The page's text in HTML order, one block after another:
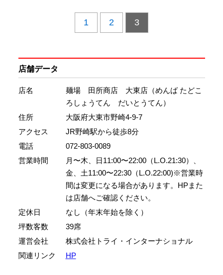
1 2 3
店舗データ
店名
麺場 田所商店 大東店（めんば たどこ
ろしょうてん だいとうてん）
住所
大阪府大東市野崎4-9-7
アクセス
JR野崎駅から徒歩8分
電話
072-803-0089
営業時間
月〜木、日11:00〜22:00（L.O.21:30）、
金、土11:00〜22:30（L.O.22:00)※営業時
間は変更になる場合があります。HPまた
は店舗へご確認ください。
定休日
なし（年末年始を除く）
坪数客数
39席
運営会社
株式会社トライ・インターナショナル
関連リンク
HP